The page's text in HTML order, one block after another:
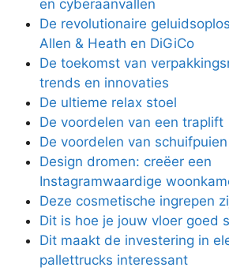
en cyberaanvallen
De revolutionaire
Allen & Heath en DiGiCo
De toekomst van
trends en innovaties
De ultieme relax stoel
De voordelen van een traplift
De voordelen van
Design dromen: creëer een
Instagramwaardige
Deze cosmetische ingrepen
Dit is hoe je jouw vloer goed
Dit maakt de investering in
pallettrucks interessant